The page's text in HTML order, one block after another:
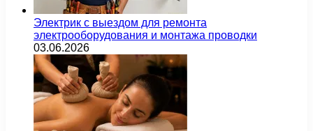
Электрик с выездом для ремонта
электрооборудования и монтажа проводки
03.06.2026